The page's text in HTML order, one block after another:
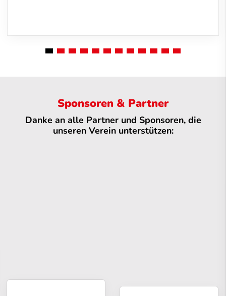
Sponsoren & Partner
Danke an alle Partner und Sponsoren, die
unseren Verein unterstützen: